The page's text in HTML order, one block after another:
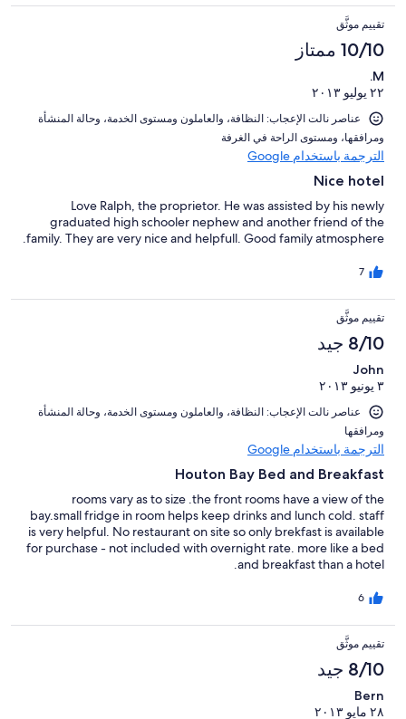
bathroom to wash your hands. When we used the coffee etc it
wasn't replaced. The view from the window would have been
very nice if they had tended the garden but all we could see
was weeds.
تقييم موثَّق
10/10 ممتاز
M.
٢٢ يوليو ٢٠١٣
عناصر نالت الإعجاب: ⁦النظافة⁩، و⁦العاملون ومستوى الخدمة⁩، و⁦حالة المنشأة
ومرافقها⁩، و⁦مستوى الراحة في الغرفة⁩
الترجمة باستخدام Google
Nice hotel
Love Ralph, the proprietor. He was assisted by his newly
graduated high schooler nephew and another friend of the
family. They are very nice and helpfull. Good family atmosphere.
7
تقييم موثَّق
8/10 جيد
John
٣ يونيو ٢٠١٣
عناصر نالت الإعجاب: ⁦النظافة⁩، و⁦العاملون ومستوى الخدمة⁩، و⁦حالة المنشأة
ومرافقها⁩
الترجمة باستخدام Google
Houton Bay Bed and Breakfast
rooms vary as to size .the front rooms have a view of the
bay.small fridge in room helps keep drinks and lunch cold. staff
is very helpful. No restaurant on site so only brekfast is available
for purchase - not included with overnight rate. more like a bed
and breakfast than a hotel.
6
تقييم موثَّق
8/10 جيد
Bern
٢٨ مايو ٢٠١٣